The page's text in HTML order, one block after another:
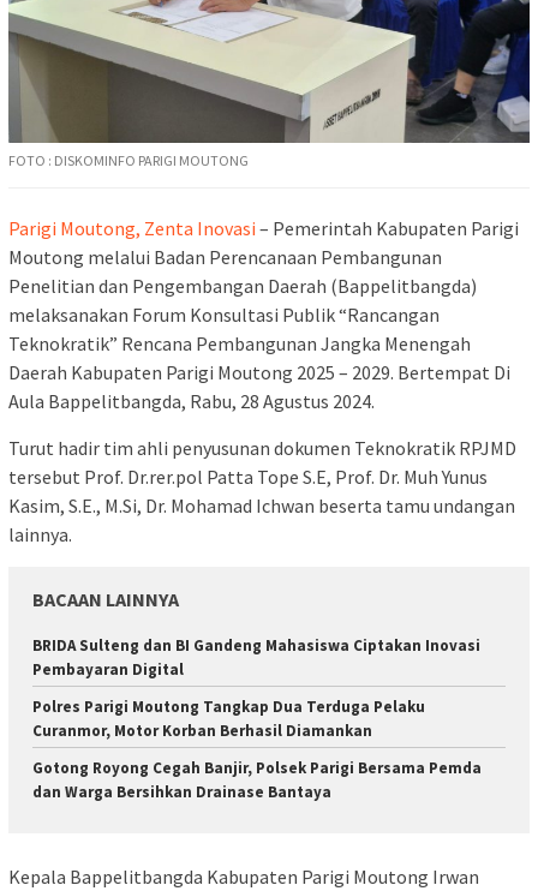
FOTO : DISKOMINFO PARIGI MOUTONG
Parigi Moutong, Zenta Inovasi – Pemerintah Kabupaten Parigi
Moutong melalui Badan Perencanaan Pembangunan
Penelitian dan Pengembangan Daerah (Bappelitbangda)
melaksanakan Forum Konsultasi Publik “Rancangan
Teknokratik” Rencana Pembangunan Jangka Menengah
Daerah Kabupaten Parigi Moutong 2025 – 2029. Bertempat Di
Aula Bappelitbangda, Rabu, 28 Agustus 2024.
Turut hadir tim ahli penyusunan dokumen Teknokratik RPJMD
tersebut Prof. Dr.rer.pol Patta Tope S.E, Prof. Dr. Muh Yunus
Kasim, S.E., M.Si, Dr. Mohamad Ichwan beserta tamu undangan
lainnya.
BACAAN LAINNYA
BRIDA Sulteng dan BI Gandeng Mahasiswa Ciptakan Inovasi
Pembayaran Digital
Polres Parigi Moutong Tangkap Dua Terduga Pelaku
Curanmor, Motor Korban Berhasil Diamankan
Gotong Royong Cegah Banjir, Polsek Parigi Bersama Pemda
dan Warga Bersihkan Drainase Bantaya
Kepala Bappelitbangda Kabupaten Parigi Moutong Irwan